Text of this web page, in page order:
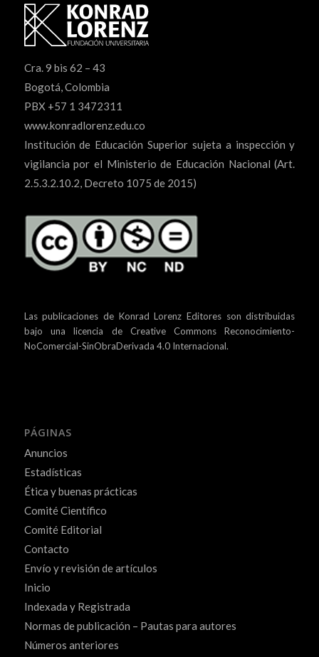
Cra. 9 bis 62 – 43
Bogotá, Colombia
PBX +57 1 3472311
www.konradlorenz.edu.co
Institución de Educación Superior sujeta a inspección y
vigilancia por el Ministerio de Educación Nacional (Art.
2.5.3.2.10.2, Decreto 1075 de 2015)
Las publicaciones de Konrad Lorenz Editores son distribuidas
bajo unalicencia de Creative Commons Reconocimiento-
NoComercial-SinObraDerivada 4.0 Internacional.
PÁGINAS
Anuncios
Estadísticas
Ética y buenas prácticas
Comité Científico
Comité Editorial
Contacto
Envío y revisión de artículos
Inicio
Indexada y Registrada
Normas de publicación – Pautas para autores
Números anteriores